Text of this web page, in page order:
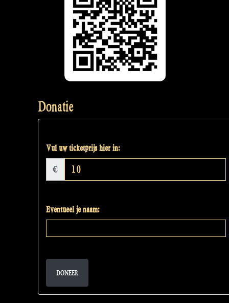
Donatie
Vul uw ticketprijs hier in:
€
Eventueel je naam:
DONEER